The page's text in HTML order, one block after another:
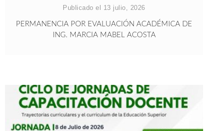
Publicado el 13 julio, 2026
PERMANENCIA POR EVALUACIÓN ACADÉMICA DE
ING. MARCIA MABEL ACOSTA